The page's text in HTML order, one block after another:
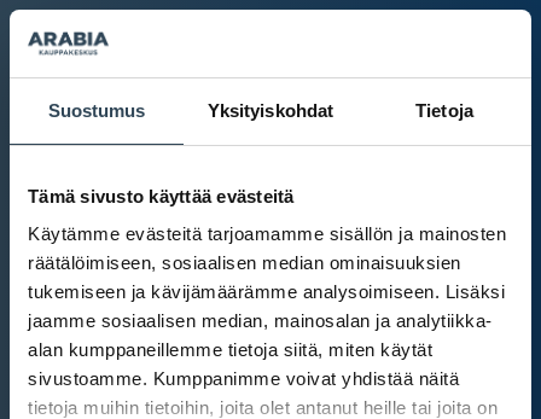
Suostumus Yksityiskohdat Tietoja
Tämä sivusto käyttää evästeitä
Käytämme evästeitä tarjoamamme sisällön ja mainosten
räätälöimiseen, sosiaalisen median ominaisuuksien
tukemiseen ja kävijämäärämme analysoimiseen. Lisäksi
jaamme sosiaalisen median, mainosalan ja analytiikka-
alan kumppaneillemme tietoja siitä, miten käytät
sivustoamme. Kumppanimme voivat yhdistää näitä
tietoja muihin tietoihin, joita olet antanut heille tai joita on